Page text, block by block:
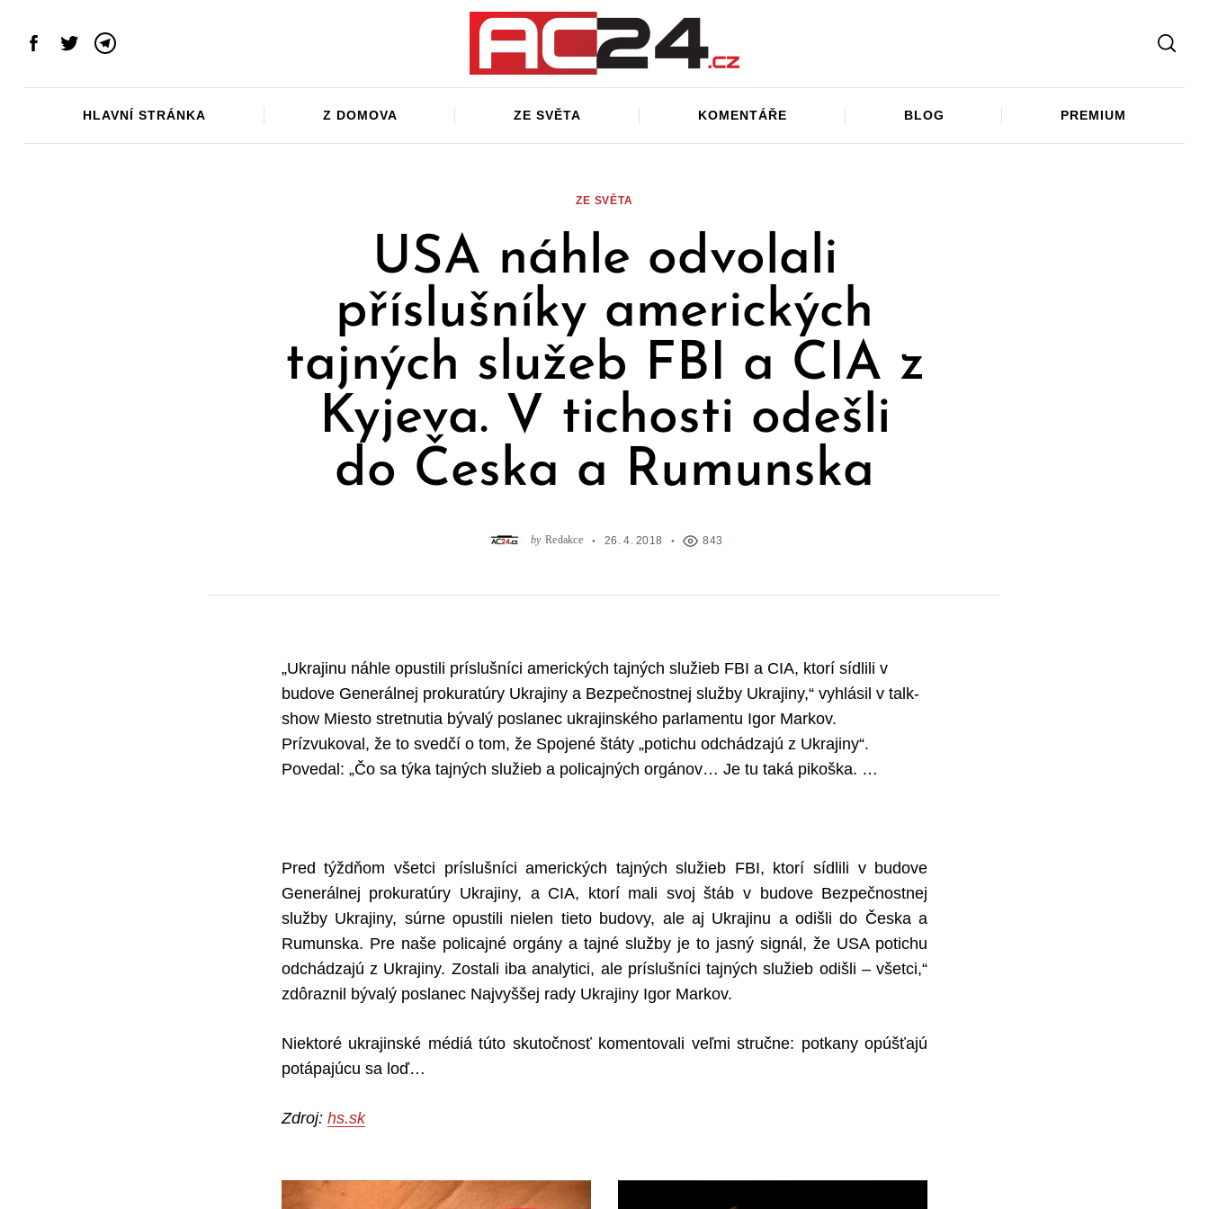
Facebook
TwitterTelegram
HLAVNÍ STRÁNKA Z DOMOVA ZE SVĚTA KOMENTÁŘE BLOG PREMIUM
ZE SVĚTA
USA náhle odvolali
příslušníky amerických
tajných služeb FBI a CIA z
Kyjeva. V tichosti odešli
do Česka a Rumunska
by Redakce 26. 4. 2018 843
„Ukrajinu náhle opustili príslušníci amerických tajných služieb FBI a CIA, ktorí sídlili v
budove Generálnej prokuratúry Ukrajiny a Bezpečnostnej služby Ukrajiny,“ vyhlásil v talk-
show Miesto stretnutia bývalý poslanec ukrajinského parlamentu Igor Markov.
Prízvukoval, že to svedčí o tom, že Spojené štáty „potichu odchádzajú z Ukrajiny“.
Povedal: „Čo sa týka tajných služieb a policajných orgánov… Je tu taká pikoška. …
Pred týždňom všetci príslušníci amerických tajných služieb FBI, ktorí sídlili v budove
Generálnej prokuratúry Ukrajiny, a CIA, ktorí mali svoj štáb v budove Bezpečnostnej
služby Ukrajiny, súrne opustili nielen tieto budovy, ale aj Ukrajinu a odišli do Česka a
Rumunska. Pre naše policajné orgány a tajné služby je to jasný signál, že USA potichu
odchádzajú z Ukrajiny. Zostali iba analytici, ale príslušníci tajných služieb odišli – všetci,“
zdôraznil bývalý poslanec Najvyššej rady Ukrajiny Igor Markov.
Niektoré ukrajinské médiá túto skutočnosť komentovali veľmi stručne: potkany opúšťajú
potápajúcu sa loď…
Zdroj: hs.sk